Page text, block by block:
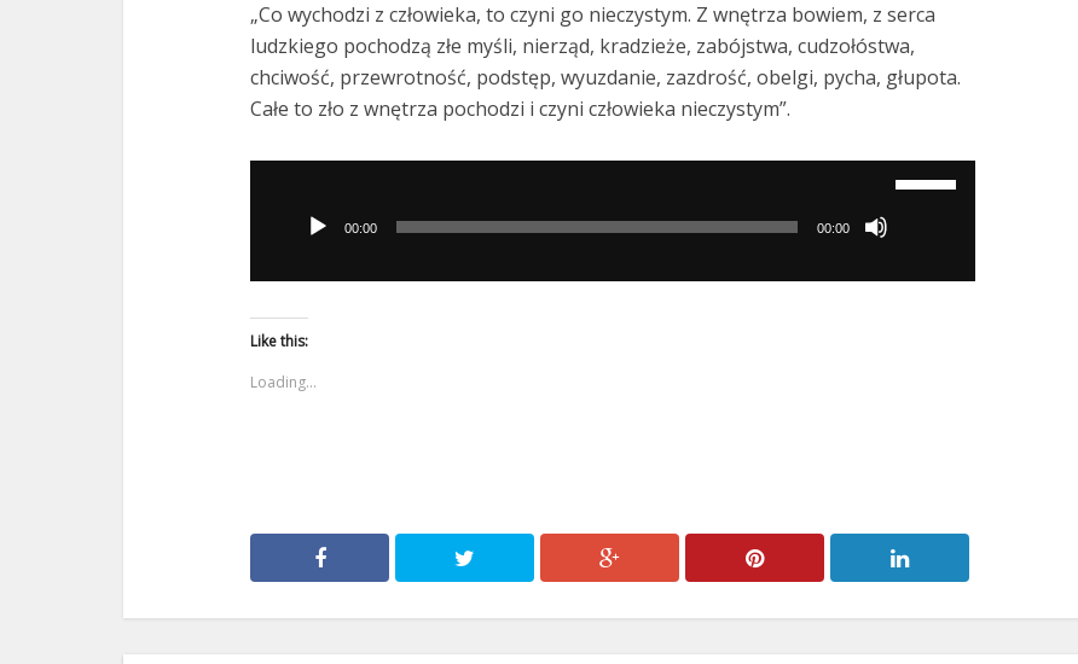
„Co wychodzi z człowieka, to czyni go nieczystym. Z wnętrza bowiem, z serca
ludzkiego pochodzą złe myśli, nierząd, kradzieże, zabójstwa, cudzołóstwa,
chciwość, przewrotność, podstęp, wyuzdanie, zazdrość, obelgi, pycha, głupota.
Całe to zło z wnętrza pochodzi i czyni człowieka nieczystym”.
dźwiękowych
00:00 00:00
Like this:
Loading...